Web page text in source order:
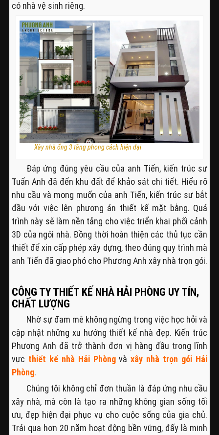
có nhà vệ sinh riêng.
Xây nhà ống 3 tầng phong cách hiện đại
Đáp ứng đúng yêu cầu của anh Tiến, kiến trúc sư
Tuấn Anh đã đến khu đất để khảo sát chi tiết. Hiểu rõ
nhu cầu và mong muốn của anh Tiến, kiến trúc sư bắt
đầu với việc lên phương án thiết kế mặt bằng. Quá
trình này sẽ làm nền tảng cho việc triển khai phối cảnh
3D của ngôi nhà. Đồng thời hoàn thiện các thủ tục cần
thiết để xin cấp phép xây dựng, theo đúng quy trình mà
anh Tiến đã giao phó cho Phương Anh xây nhà trọn gói.
CÔNG TY THIẾT KẾ NHÀ HẢI PHÒNG UY TÍN,
CHẤT LƯỢNG
Nhờ sự đam mê không ngừng trong việc học hỏi và
cập nhật những xu hướng thiết kế nhà đẹp. Kiến trúc
Phương Anh đã trở thành đơn vị hàng đầu trong lĩnh
vực thiết kế nhà Hải Phòngvàxây nhà trọn gói Hải
Phòng.
Chúng tôi không chỉ đơn thuần là đáp ứng nhu cầu
xây nhà, mà còn là tạo ra những không gian sống tối
ưu, đẹp hiện đại phục vụ cho cuộc sống của gia chủ.
Trải qua hơn 20 năm hoạt động bền vững, đấy là minh